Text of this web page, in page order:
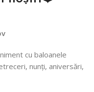
cu baloanele
nunți, aniversări,